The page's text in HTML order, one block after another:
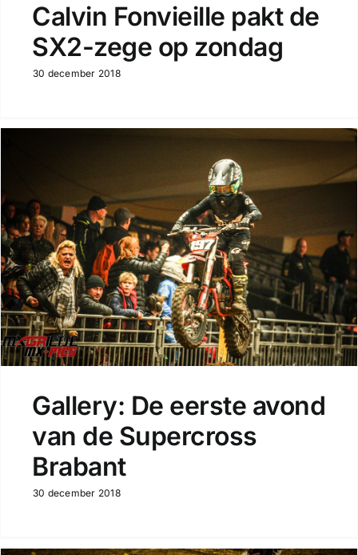
Calvin Fonvieille pakt de
SX2-zege op zondag
30 december 2018
Gallery: De eerste avond
van de Supercross
Brabant
30 december 2018